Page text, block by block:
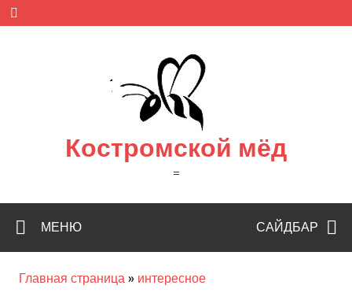
Skip
content
Костромской мёд
=
САЙДБАР
МЕНЮ
Главная страница » интересное